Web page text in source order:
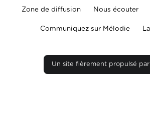
Zone de diffusion Nous écouter
Communiquez sur Mélodie
Un site fièrement propulsé par